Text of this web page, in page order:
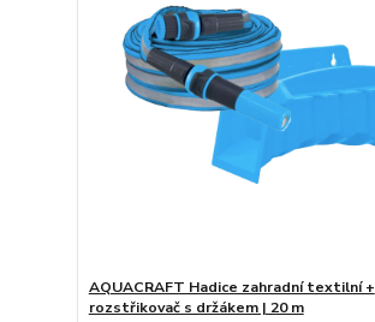
AQUACRAFT Hadice zahradní textilní +
rozstřikovač s držákem | 20 m